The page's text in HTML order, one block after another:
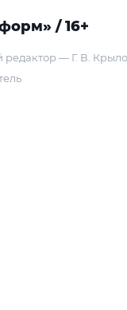
/ 16+
редактор — Г. В.